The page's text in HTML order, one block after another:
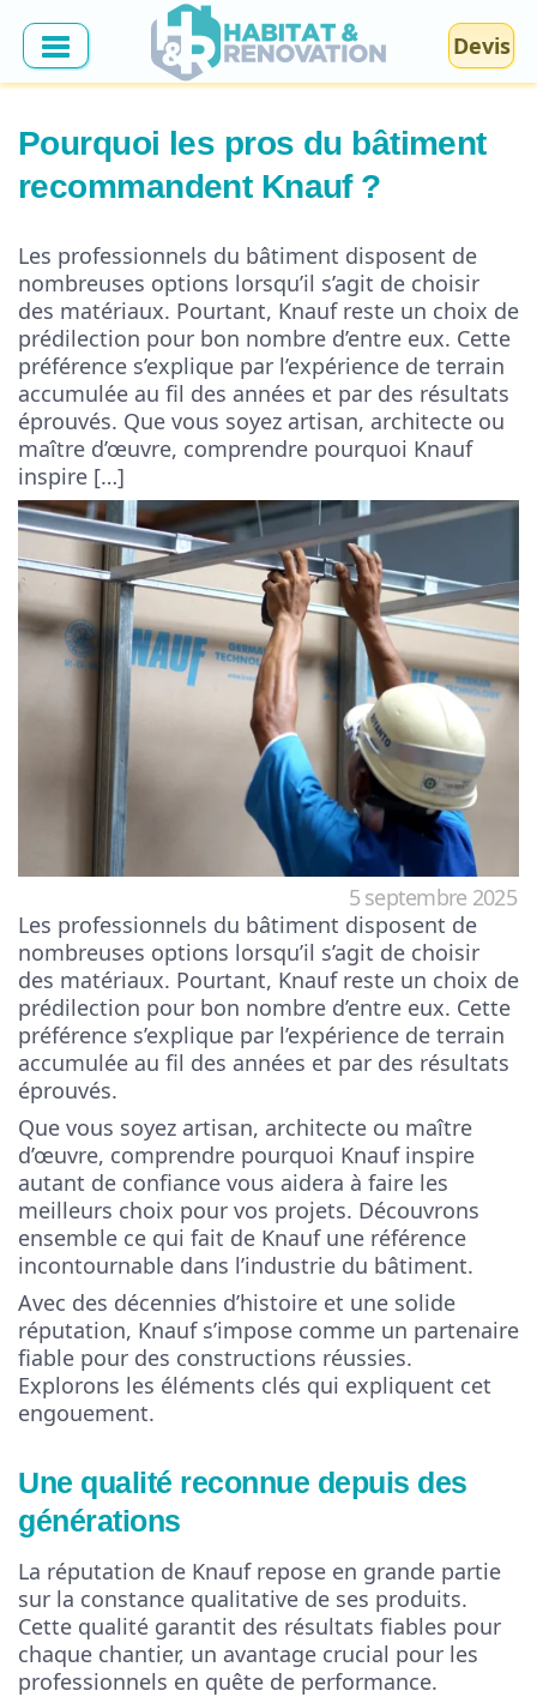
Devis
Pourquoi les pros du bâtiment
recommandent Knauf ?
Les professionnels du bâtiment disposent de
nombreuses options lorsqu’il s’agit de choisir
des matériaux. Pourtant, Knauf reste un choix de
prédilection pour bon nombre d’entre eux. Cette
préférence s’explique par l’expérience de terrain
accumulée au fil des années et par des résultats
éprouvés. Que vous soyez artisan, architecte ou
maître d’œuvre, comprendre pourquoi Knauf
inspire […]
5 septembre 2025
Les professionnels du bâtiment disposent de
nombreuses options lorsqu’il s’agit de choisir
des matériaux. Pourtant, Knauf reste un choix de
prédilection pour bon nombre d’entre eux. Cette
préférence s’explique par l’expérience de terrain
accumulée au fil des années et par des résultats
éprouvés.
Que vous soyez artisan, architecte ou maître
d’œuvre, comprendre pourquoi Knauf inspire
autant de confiance vous aidera à faire les
meilleurs choix pour vos projets. Découvrons
ensemble ce qui fait de Knauf une référence
incontournable dans l’industrie du bâtiment.
Avec des décennies d’histoire et une solide
réputation, Knauf s’impose comme un partenaire
fiable pour des constructions réussies.
Explorons les éléments clés qui expliquent cet
engouement.
Une qualité reconnue depuis des
générations
La réputation de Knauf repose en grande partie
sur la constance qualitative de ses produits.
Cette qualité garantit des résultats fiables pour
chaque chantier, un avantage crucial pour les
professionnels en quête de performance.